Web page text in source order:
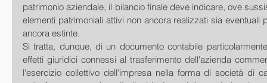
patrimonio aziendale, il bilancio finale deve indicare, ove
elementi patrimoniali attivi non ancora realizzati sia eventuali
ancora estinte.
Si tratta, dunque, di un documento contabile
effetti giuridici connessi al trasferimento dell'azienda
l'esercizio collettivo dell'impresa nella forma di società di